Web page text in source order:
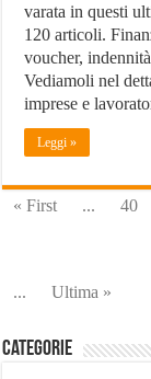
varata in questi
120 articoli.
voucher,
Vediamoli nel
imprese e
Leggi »
« First ... 40
...
Ultima »
Categorie